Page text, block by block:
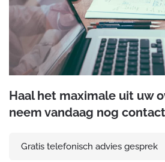
Haal het maximale uit uw
neem vandaag nog
Gratis telefonisch advies gesprek